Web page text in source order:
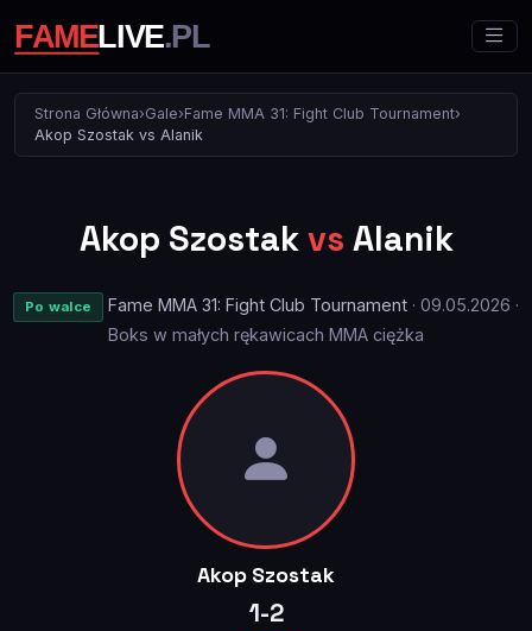
Strona Główna›Gale›Fame MMA 31: Fight Club Tournament›
Akop Szostak vs Alanik
Akop Szostakvs Alanik
Po walce Fame MMA 31: Fight Club Tournament · 09.05.2026 ·
Boks w małych rękawicach MMA ciężka
Akop Szostak
1-2